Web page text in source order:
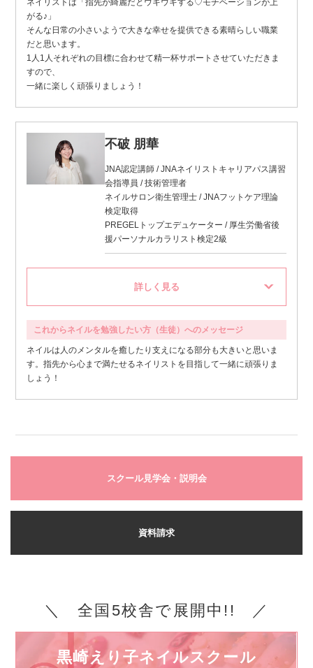
がる♪」
そんな日常の小さいようで大きな幸せを提供できる素晴らしい職業
だと思います。
1人1人それぞれの目標に合わせて精一杯サポートさせていただきま
すので、
一緒に楽しく頑張りましょう！
不破 朋華
JNA認定講師 / JNAネイリストキャリアパス講習
会指導員 / 技術管理者
ネイルサロン衛生管理士 / JNAフットケア理論
検定取得
PREGELトップエデュケーター / 厚生労働省後
援パーソナルカラリスト検定2級
これからネイルを勉強したい方（生徒）へのメッセージ
ネイルは人のメンタルを癒したり支えになる部分も大きいと思いま
す。指先から心まで満たせるネイリストを目指して一緒に頑張りま
しょう！
スクール見学会・説明会
資料請求
＼ 全国5校舎で展開中!! ／
黒崎えり子ネイルスクール